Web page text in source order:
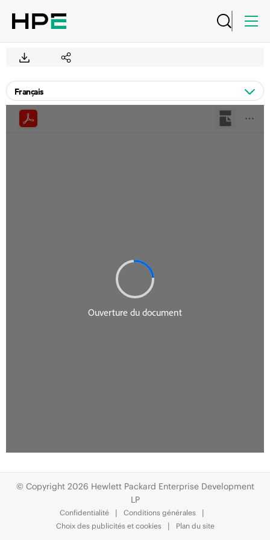
© Copyright 2026 Hewlett Packard Enterprise Development
LP
Confidentialité
Conditions générales
Choix des publicités et cookies
Plan du site